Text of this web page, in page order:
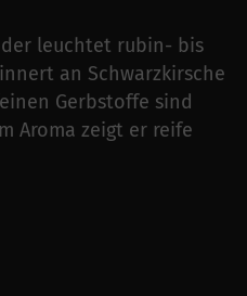
leuchtet rubin- bis
an Schwarzkirsche
Gerbstoffe sind
Aroma zeigt er reife